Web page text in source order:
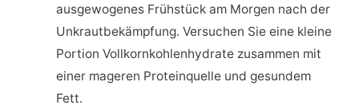
ausgewogenes Frühstück am Morgen nach der
Unkrautbekämpfung. Versuchen Sie eine kleine
Portion Vollkornkohlenhydrate zusammen mit
einer mageren Proteinquelle und gesundem
Fett.